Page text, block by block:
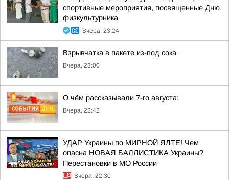
спортивные мероприятия, посвященные Дню
физкультурника
Вчера, 23:24
Взрывчатка в пакете из-под сока
Вчера, 23:00
О чём рассказывали 7-го августа:
Вчера, 22:42
УДАР Украины по МИРНОЙ ЯЛТЕ! Чем
опасна НОВАЯ БАЛЛИСТИКА Украины?
Перестановки в МО России
Вчера, 22:30